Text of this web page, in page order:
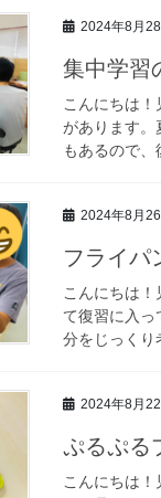
2024年8月28
集中学
こんにちは
があります。
もあるので
2024年8月26
フライパ
こんにちは
て復習に入っ
分をじっく
2024年8月22
ぷるぷる
こんにちは